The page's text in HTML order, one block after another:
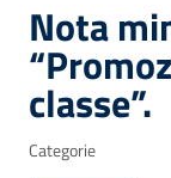
Nota
classe”.
Categorie